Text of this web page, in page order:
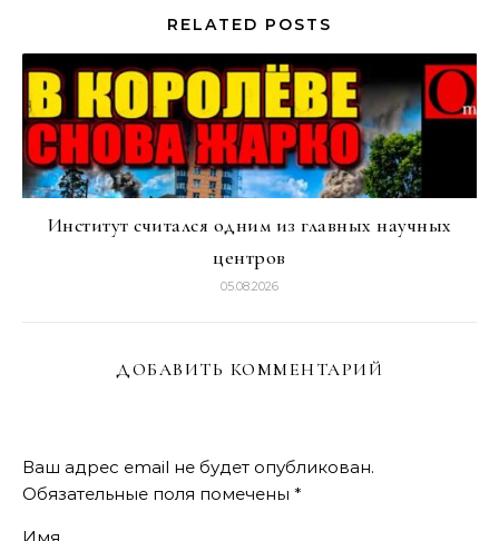
RELATED POSTS
Институт считался одним из главных научных
центров
05.08.2026
ДОБАВИТЬ КОММЕНТАРИЙ
Ваш адрес email не будет опубликован.
Обязательные поля помечены *